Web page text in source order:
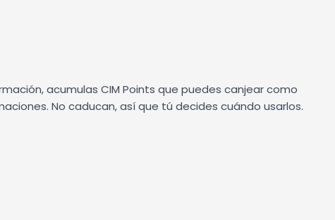
acumulas CIM Points que puedes canjear como
No caducan, así que tú decides cuándo usarlos.